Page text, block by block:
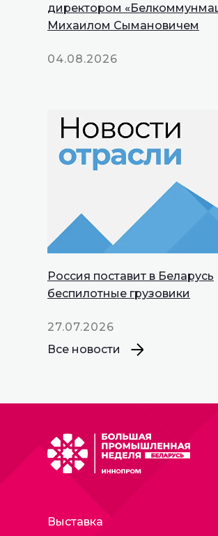
директором
Михаилом Сымановичем
04.08.2026
Россия поставит в Беларусь
беспилотные грузовики
27.07.2026
Все новости
Выставка